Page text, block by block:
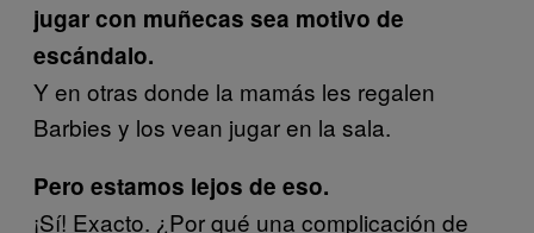
jugar con muñecas sea motivo de
escándalo.
Y en otras donde la mamás les regalen
Barbies y los vean jugar en la sala.
Pero estamos lejos de eso.
¡Sí! Exacto. ¿Por qué una complicación de